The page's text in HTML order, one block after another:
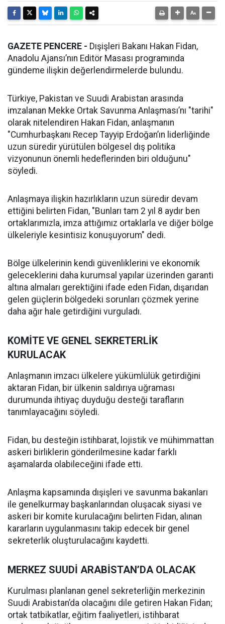
GAZETE PENCERE - Dışişleri Bakanı Hakan Fidan,
Anadolu Ajansı’nın Editör Masası programında
gündeme ilişkin değerlendirmelerde bulundu.
Türkiye, Pakistan ve Suudi Arabistan arasında
imzalanan Mekke Ortak Savunma Anlaşması’nı "tarihi"
olarak nitelendiren Hakan Fidan, anlaşmanın
"Cumhurbaşkanı Recep Tayyip Erdoğan’ın liderliğinde
uzun süredir yürütülen bölgesel dış politika
vizyonunun önemli hedeflerinden biri olduğunu"
söyledi.
Anlaşmaya ilişkin hazırlıkların uzun süredir devam
ettiğini belirten Fidan, "Bunları tam 2 yıl 8 aydır ben
ortaklarımızla, imza attığımız ortaklarla ve diğer bölge
ülkeleriyle kesintisiz konuşuyorum" dedi.
Bölge ülkelerinin kendi güvenliklerini ve ekonomik
geleceklerini daha kurumsal yapılar üzerinden garanti
altına almaları gerektiğini ifade eden Fidan, dışarıdan
gelen güçlerin bölgedeki sorunları çözmek yerine
daha ağır hale getirdiğini vurguladı.
KOMİTE VE GENEL SEKRETERLİK
KURULACAK
Anlaşmanın imzacı ülkelere yükümlülük getirdiğini
aktaran Fidan, bir ülkenin saldırıya uğraması
durumunda ihtiyaç duyduğu desteği tarafların
tanımlayacağını söyledi.
Fidan, bu desteğin istihbarat, lojistik ve mühimmattan
askeri birliklerin gönderilmesine kadar farklı
aşamalarda olabileceğini ifade etti.
Anlaşma kapsamında dışişleri ve savunma bakanları
ile genelkurmay başkanlarından oluşacak siyasi ve
askeri bir komite kurulacağını belirten Fidan, alınan
kararların uygulanmasını takip edecek bir genel
sekreterlik oluşturulacağını kaydetti.
MERKEZ SUUDİ ARABİSTAN’DA OLACAK
Kurulması planlanan genel sekreterliğin merkezinin
Suudi Arabistan’da olacağını dile getiren Hakan Fidan;
ortak tatbikatlar, eğitim faaliyetleri, istihbarat